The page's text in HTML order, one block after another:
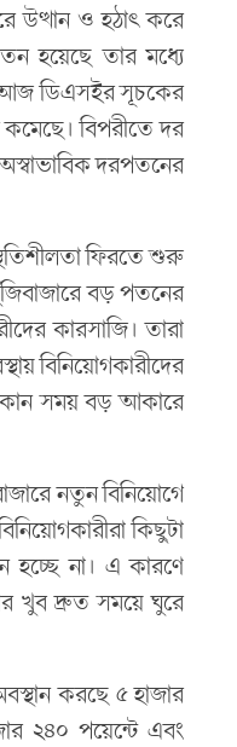
উত্থান ও হঠাৎ করে
হয়েছে তার মধ্যে
আজ ডিএসইর সূচকের
বিপরীতে দর
দরপতনের
ফিরতে শুরু
বড় পতনের
কারসাজি। তারা
বিনিয়োগকারীদের
সময় বড় আকারে
নতুন বিনিয়োগে
কিছুটা
হচ্ছে না। এ কারণে
খুব দ্রুত সময়ে ঘুরে
করছে ৫ হাজার
২৪০ পয়েন্টে এবং